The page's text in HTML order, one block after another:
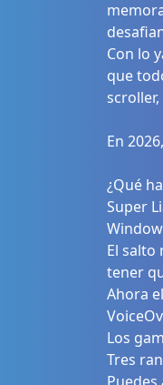
Con lo
que
En
¿Qué
Super
El salto
tener
Ahora
Los
Tres